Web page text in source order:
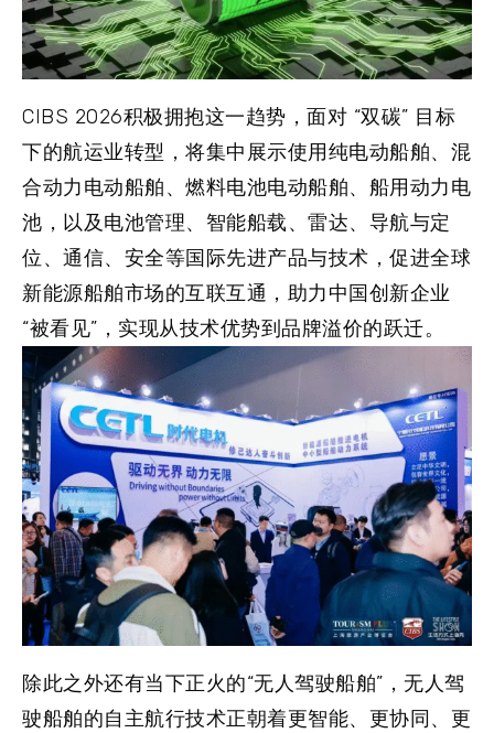
CIBS 2026积极拥抱这一趋势，面对 “双碳” 目标
下的航运业转型，将集中展示使用纯电动船舶、混
合动力电动船舶、燃料电池电动船舶、船用动力电
池，以及电池管理、智能船载、雷达、导航与定
位、通信、安全等国际先进产品与技术，促进全球
新能源船舶市场的互联互通，助力中国创新企业
“被看见”，实现从技术优势到品牌溢价的跃迁。
除此之外还有当下正火的“无人驾驶船舶”，无人驾
驶船舶的自主航行技术正朝着更智能、更协同、更